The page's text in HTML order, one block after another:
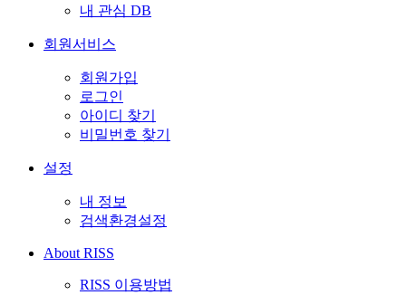
내 관심 DB
회원서비스
회원가입
로그인
아이디 찾기
비밀번호 찾기
설정
내 정보
검색환경설정
About RISS
RISS 이용방법